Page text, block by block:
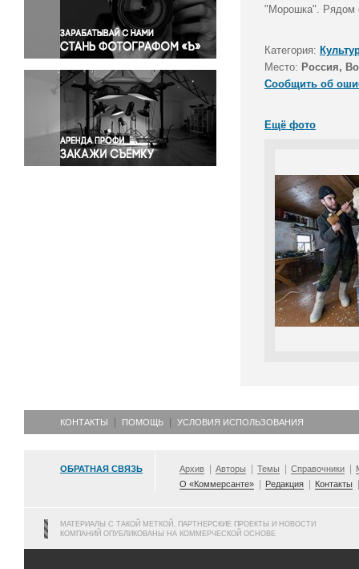
Правосудие
Происшествия и конфликты
Религия
Светская жизнь
Спорт
Экология
Экономика и бизнес
"Морошка". Рядом
Категория:
Место: Россия,
Сообщить об
Ещё фото
КОНТАКТЫ ПОМОЩЬ УСЛОВИЯ ИСПОЛЬЗОВАНИЯ
ОБРАТНАЯ СВЯЗЬ Архив Авторы Темы Справочники
О «Коммерсанте»
Редакция Контакты
МАТЕРИАЛЫ С ТАКОЙ МЕТКОЙ, ПАРТНЕРСКИЕ ПРОЕКТЫ И НОВОСТИ
КОМПАНИЙ ОПУБЛИКОВАНЫ НА КОММЕРЧЕСКОЙ ОСНОВЕ